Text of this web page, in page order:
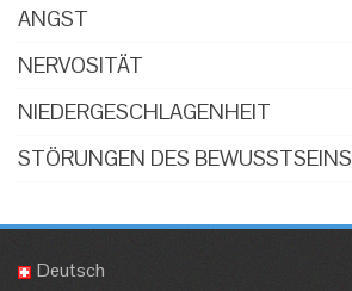
ANGST
NERVOSITÄT
NIEDERGESCHLAGENHEIT
STÖRUNGEN DES BEWUSSTSEINS
Deutsch